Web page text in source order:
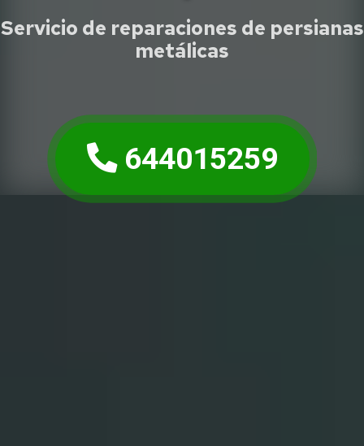
Servicio de reparaciones de persianas
metálicas
644015259